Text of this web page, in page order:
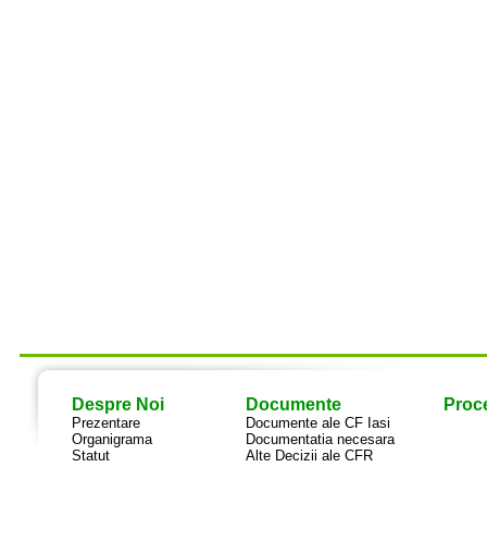
Despre Noi
Prezentare
Organigrama
Statut
Documente
Documente ale CF Iasi
Documentatia necesara
Alte Decizii ale CFR